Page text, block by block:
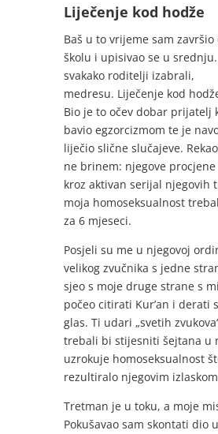
Liječenje kod hodže
Baš u to vrijeme sam završio
školu i upisivao se u
svakako roditelji izabrali,
medresu. Liječenje kod
Bio je to očev dobar prijatelj
bavio egzorcizmom te je
liječio slične slučajeve.
ne brinem: njegove
kroz aktivan serijal njegovih
moja homoseksualnost
za 6 mjeseci.
Posjeli su me u njegovoj
velikog zvučnika s jedne
sjeo s moje druge strane s
počeo citirati Kur’an i derati
glas. Ti udari „svetih
trebali bi stijesniti šejtana u
uzrokuje homoseksualnost
rezultiralo njegovim
Tretman je u toku, a moje
Pokušavao sam skontati dio